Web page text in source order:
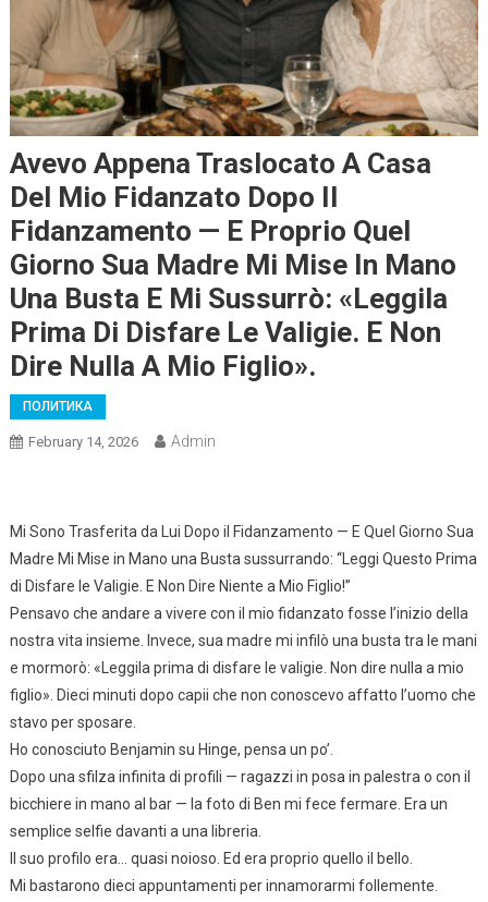
Avevo Appena Traslocato A Casa
Del Mio Fidanzato Dopo Il
Fidanzamento — E Proprio Quel
Giorno Sua Madre Mi Mise In Mano
Una Busta E Mi Sussurrò: «Leggila
Prima Di Disfare Le Valigie. E Non
Dire Nulla A Mio Figlio».
ПОЛИТИКА
February 14, 2026 Admin
Mi Sono Trasferita da Lui Dopo il Fidanzamento — E Quel Giorno Sua
Madre Mi Mise in Mano una Busta sussurrando: “Leggi Questo Prima
di Disfare le Valigie. E Non Dire Niente a Mio Figlio!”
Pensavo che andare a vivere con il mio fidanzato fosse l’inizio della
nostra vita insieme. Invece, sua madre mi infilò una busta tra le mani
e mormorò: «Leggila prima di disfare le valigie. Non dire nulla a mio
figlio». Dieci minuti dopo capii che non conoscevo affatto l’uomo che
stavo per sposare.
Ho conosciuto Benjamin su Hinge, pensa un po’.
Dopo una sfilza infinita di profili — ragazzi in posa in palestra o con il
bicchiere in mano al bar — la foto di Ben mi fece fermare. Era un
semplice selfie davanti a una libreria.
Il suo profilo era… quasi noioso. Ed era proprio quello il bello.
Mi bastarono dieci appuntamenti per innamorarmi follemente.